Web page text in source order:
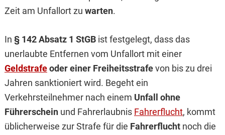
Zeit am Unfallort zu warten.
In § 142 Absatz 1 StGBist festgelegt, dass das
unerlaubte Entfernen vom Unfallort mit einer
Geldstrafeoder einer Freiheitsstrafevon bis zu drei
Jahren sanktioniert wird. Begeht ein
Verkehrsteilnehmer nach einem Unfall ohne
Führerscheinund Fahrerlaubnis Fahrerflucht, kommt
üblicherweise zur Strafe für die Fahrerfluchtnoch die